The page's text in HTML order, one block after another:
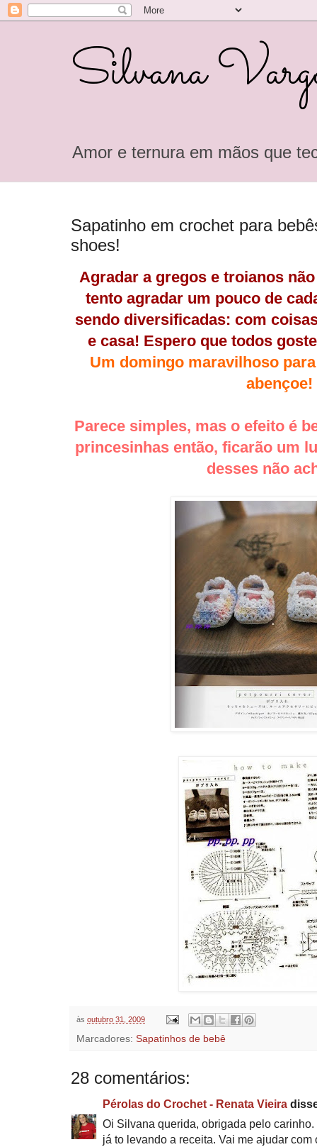
Silvana
Amor e ternura em mãos que
Sapatinho em crochet para
shoes!
Agradar a gregos e troianos
tento agradar um pouco de
sendo diversificadas: com
e casa! Espero que todos
Um domingo maravilhoso
abençoe!
Parece simples, mas o efeito é
princesinhas então, ficarão um
desses não
às outubro 31, 2009
Marcadores: Sapatinhos de bebê
28 comentários:
Pérolas do Crochet - Renata Vieira
Oi Silvana querida, obrigada pelo
já to levando a receita. Vai me ajudar